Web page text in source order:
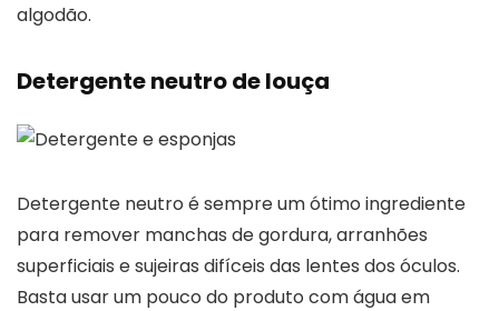
algodão.
Detergente neutro de louça
Detergente neutro é sempre um ótimo ingrediente
para remover manchas de gordura, arranhões
superficiais e sujeiras difíceis das lentes dos óculos.
Basta usar um pouco do produto com água em